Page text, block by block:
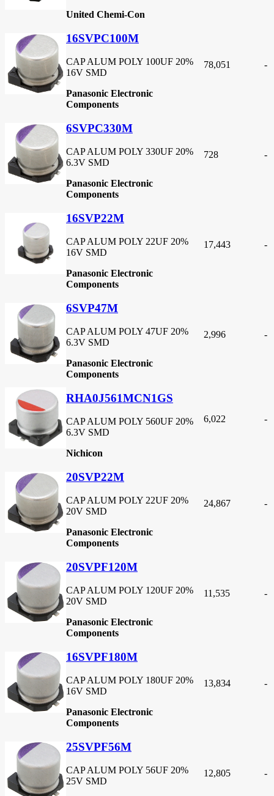
United Chemi-Con
16SVPC100M
CAP ALUM POLY 100UF 20%
16V SMD
Panasonic Electronic
Components
78,051 -
6SVPC330M
CAP ALUM POLY 330UF 20%
6.3V SMD
Panasonic Electronic
Components
728 -
16SVP22M
CAP ALUM POLY 22UF 20%
16V SMD
Panasonic Electronic
Components
17,443 -
6SVP47M
CAP ALUM POLY 47UF 20%
6.3V SMD
Panasonic Electronic
Components
2,996 -
RHA0J561MCN1GS
CAP ALUM POLY 560UF 20%
6.3V SMD
Nichicon
6,022 -
20SVP22M
CAP ALUM POLY 22UF 20%
20V SMD
Panasonic Electronic
Components
24,867 -
20SVPF120M
CAP ALUM POLY 120UF 20%
20V SMD
Panasonic Electronic
Components
11,535 -
16SVPF180M
CAP ALUM POLY 180UF 20%
16V SMD
Panasonic Electronic
Components
13,834 -
25SVPF56M
CAP ALUM POLY 56UF 20%
25V SMD
12,805 -